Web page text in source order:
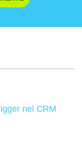
nel CRM